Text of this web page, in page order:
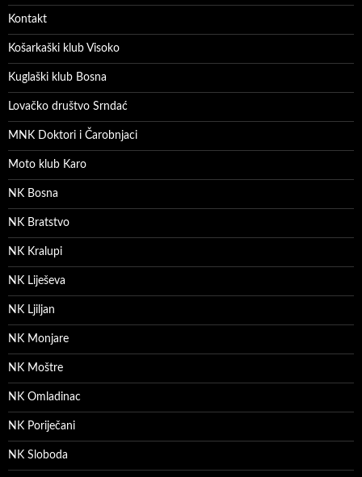
Kontakt
Košarkaški klub Visoko
Kuglaški klub Bosna
Lovačko društvo Srndać
MNK Doktori i Čarobnjaci
Moto klub Karo
NK Bosna
NK Bratstvo
NK Kralupi
NK Liješeva
NK Ljiljan
NK Monjare
NK Moštre
NK Omladinac
NK Poriječani
NK Sloboda